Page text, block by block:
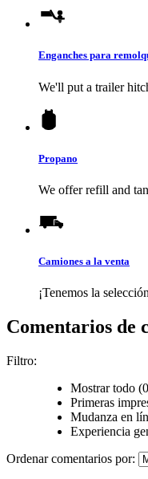
Enganches para
We'll put a trailer
Propano
We offer refill and
Camiones a la venta
¡Tenemos la
Comentarios de
Filtro:
Mostrar todo
Primeras
Mudanza en
Experiencia
Ordenar comentarios por: